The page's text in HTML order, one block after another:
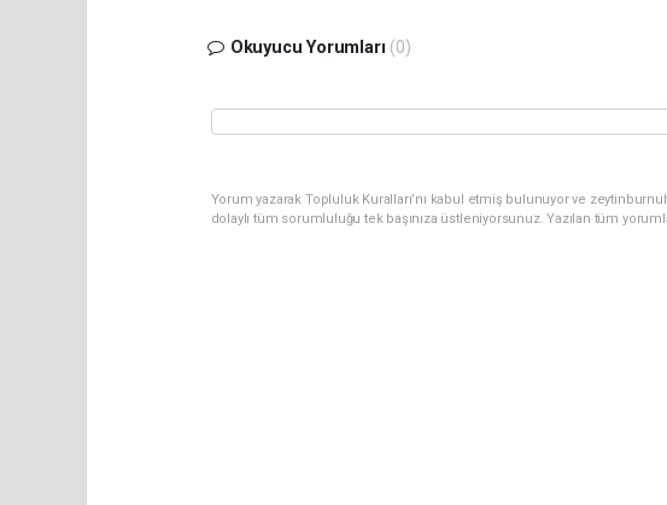
Okuyucu Yorumları (0)
Yorum yazarak Topluluk Kuralları’nı kabul etmiş bulunuyor ve
dolaylı tüm sorumluluğu tek başınıza üstleniyorsunuz. Yazılan tüm